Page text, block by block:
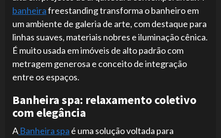
banheirafreestanding transforma o banheiro em
um ambiente de galeria de arte, com destaque para
linhas suaves, materiais nobres e iluminação cênica.
É muito usada em imóveis de alto padrão com
metragem generosa e conceito de integração
entre os espaços.
Banheira spa: relaxamento coletivo
com elegância
A Banheira spa é uma solução voltada para